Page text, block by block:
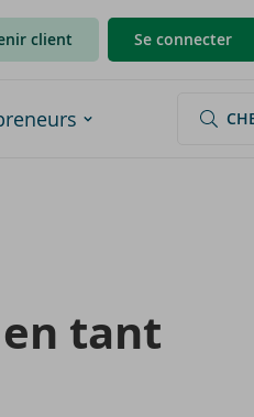
client Se connecter
tant